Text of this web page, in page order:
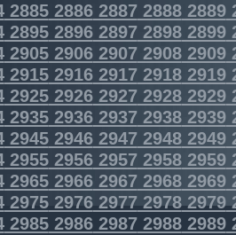
28852886288728882889
28952896289728982899
29052906290729082909
291529162917 29182919
292529262927 29282929
293529362937 29382939
294529462947 29482949
295529562957 29582959
296529662967 29682969
29752976297729782979
29852986298729882989